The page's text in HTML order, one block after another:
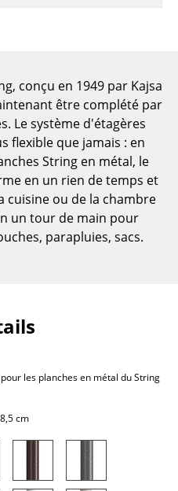
conçu en 1949 par Kajsa
être complété par
Le système d'étagères
flexible que jamais : en
String en métal, le
en un rien de temps et
cuisine ou de la chambre
un tour de main pour
parapluies, sacs.
les planches en métal du String
cm